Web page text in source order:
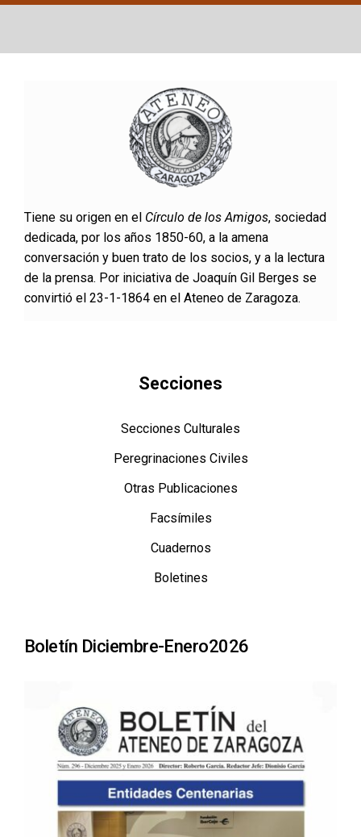
Tiene su origen en el Círculo de los Amigos, sociedad
dedicada, por los años 1850-60, a la amena
conversación y buen trato de los socios, y a la lectura
de la prensa. Por iniciativa de Joaquín Gil Berges se
convirtió el 23-1-1864 en el Ateneo de Zaragoza.
Secciones
Secciones Culturales
Peregrinaciones Civiles
Otras Publicaciones
Facsímiles
Cuadernos
Boletines
Boletín Diciembre-Enero2026